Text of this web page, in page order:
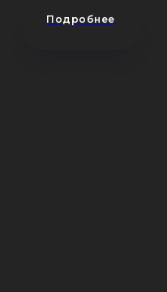
Подробнее